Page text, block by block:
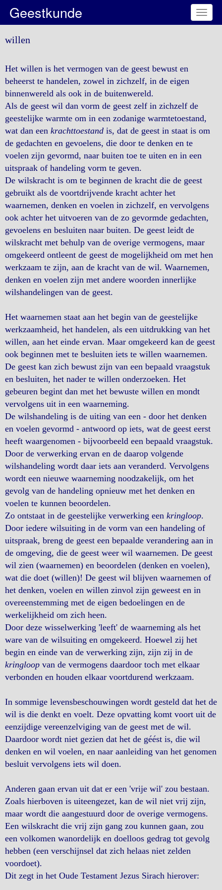
Toggle
Geestkunde
willen
Het willen is het vermogen van de geest bewust en
beheerst te handelen, zowel in zichzelf, in de eigen
binnenwereld als ook in de buitenwereld.
Als de geest wil dan vorm de geest zelf in zichzelf de
geestelijke warmte om in een zodanige warmtetoestand,
wat dan een krachttoestand is, dat de geest in staat is om
de gedachten en gevoelens, die door te denken en te
voelen zijn gevormd, naar buiten toe te uiten en in een
uitspraak of handeling vorm te geven.
De wilskracht is om te beginnen de kracht die de geest
gebruikt als de voortdrijvende kracht achter het
waarnemen, denken en voelen in zichzelf, en vervolgens
ook achter het uitvoeren van de zo gevormde gedachten,
gevoelens en besluiten naar buiten. De geest leidt de
wilskracht met behulp van de overige vermogens, maar
omgekeerd ontleent de geest de mogelijkheid om met hen
werkzaam te zijn, aan de kracht van de wil. Waarnemen,
denken en voelen zijn met andere woorden innerlijke
wilshandelingen van de geest.
Het waarnemen staat aan het begin van de geestelijke
werkzaamheid, het handelen, als een uitdrukking van het
willen, aan het einde ervan. Maar omgekeerd kan de geest
ook beginnen met te besluiten iets te willen waarnemen.
De geest kan zich bewust zijn van een bepaald vraagstuk
en besluiten, het nader te willen onderzoeken. Het
gebeuren begint dan met het bewuste willen en mondt
vervolgens uit in een waarneming.
De wilshandeling is de uiting van een - door het denken
en voelen gevormd - antwoord op iets, wat de geest eerst
heeft waargenomen - bijvoorbeeld een bepaald vraagstuk.
Door de verwerking ervan en de daarop volgende
wilshandeling wordt daar iets aan veranderd. Vervolgens
wordt een nieuwe waarneming noodzakelijk, om het
gevolg van de handeling opnieuw met het denken en
voelen te kunnen beoordelen.
Zo ontstaat in de geestelijke verwerking een kringloop.
Door iedere wilsuiting in de vorm van een handeling of
uitspraak, breng de geest een bepaalde verandering aan in
de omgeving, die de geest weer wil waarnemen. De geest
wil zien (waarnemen) en beoordelen (denken en voelen),
wat die doet (willen)! De geest wil blijven waarnemen of
het denken, voelen en willen zinvol zijn geweest en in
overeenstemming met de eigen bedoelingen en de
werkelijkheid om zich heen.
Door deze wisselwerking 'leeft' de waarneming als het
ware van de wilsuiting en omgekeerd. Hoewel zij het
begin en einde van de verwerking zijn, zijn zij in de
kringloop van de vermogens daardoor toch met elkaar
verbonden en houden elkaar voortdurend werkzaam.
In sommige levensbeschouwingen wordt gesteld dat het de
wil is die denkt en voelt. Deze opvatting komt voort uit de
eenzijdige vereenzelviging van de geest met de wil.
Daardoor wordt niet gezien dat het de géést is, die wil
denken en wil voelen, en naar aanleiding van het genomen
besluit vervolgens iets wil doen.
Anderen gaan ervan uit dat er een 'vrije wil' zou bestaan.
Zoals hierboven is uiteengezet, kan de wil niet vrij zijn,
maar wordt die aangestuurd door de overige vermogens.
Een wilskracht die vrij zijn gang zou kunnen gaan, zou
een volkomen wanordelijk en doelloos gedrag tot gevolg
hebben (een verschijnsel dat zich helaas niet zelden
voordoet).
Dit zegt in het Oude Testament Jezus Sirach hierover: